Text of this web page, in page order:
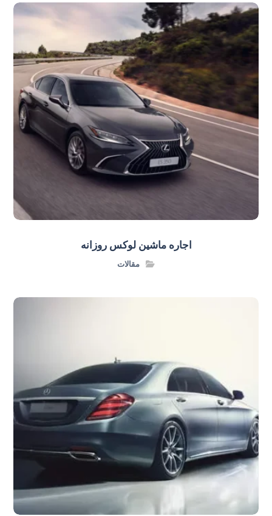
اجاره ماشین لوکس روزانه
مقالات